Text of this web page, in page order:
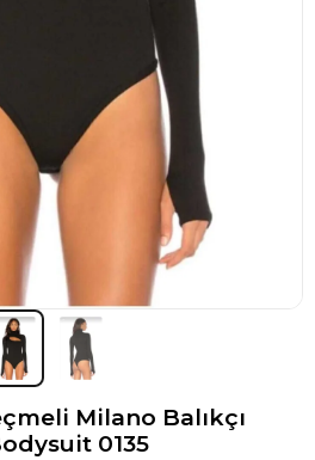
Milano Balıkçı
0135
için harika bir tercih.